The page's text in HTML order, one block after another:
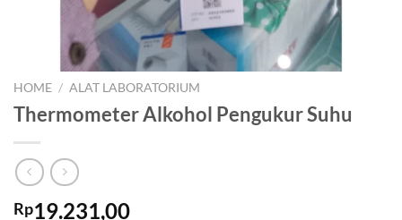
HOME / ALAT LABORATORIUM
Thermometer Alkohol Pengukur Suhu
Rp19.231,00